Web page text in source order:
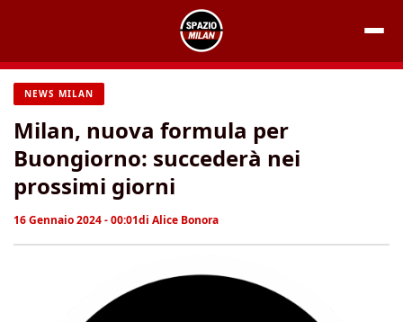
contenuto
NEWS MILAN
Milan, nuova formula per
Buongiorno: succederà nei
prossimi giorni
16 Gennaio 2024 - 00:01di Alice Bonora